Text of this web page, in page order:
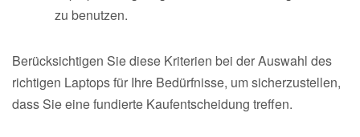
zu benutzen.
Berücksichtigen Sie diese Kriterien bei der Auswahl des
richtigen Laptops für Ihre Bedürfnisse, um sicherzustellen,
dass Sie eine fundierte Kaufentscheidung treffen.